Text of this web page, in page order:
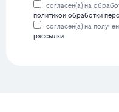
согласен(а) на
политикой обработки
согласен(а) на
рассылки